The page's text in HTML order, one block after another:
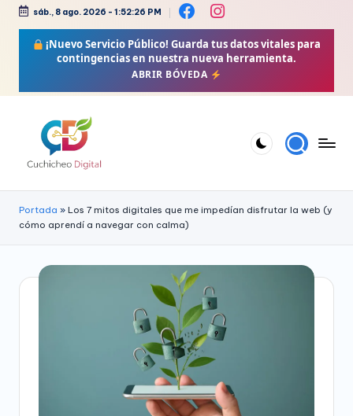
sáb., 8 ago. 2026 - 1:52:27 PM
¡Nuevo Servicio Público! Guarda tus datos vitales para
contingencias en nuestra nueva herramienta.
ABRIR BÓVEDA
u
c
Moda,
Crochet,
Zen
Portada » Los 7 mitos digitales que me impedían disfrutar la web (y
cómo aprendí a navegar con calma)